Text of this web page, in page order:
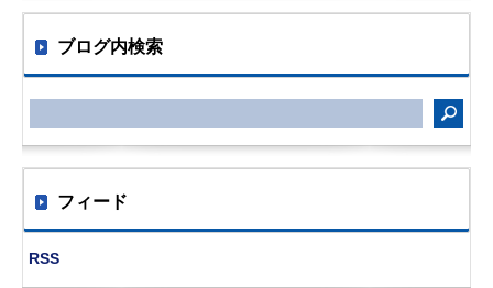
ブログ内検索
フィード
RSS